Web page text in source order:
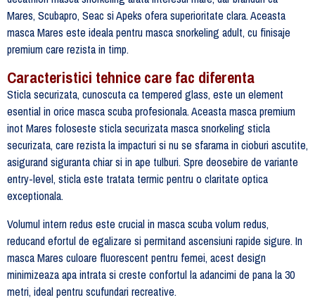
Mares, Scubapro, Seac si Apeks ofera superioritate clara. Aceasta
masca Mares este ideala pentru masca snorkeling adult, cu finisaje
premium care rezista in timp.
Caracteristici tehnice care fac diferenta
Sticla securizata, cunoscuta ca tempered glass, este un element
esential in orice masca scuba profesionala. Aceasta masca premium
inot Mares foloseste sticla securizata masca snorkeling sticla
securizata, care rezista la impacturi si nu se sfarama in cioburi ascutite,
asigurand siguranta chiar si in ape tulburi. Spre deosebire de variante
entry-level, sticla este tratata termic pentru o claritate optica
exceptionala.
Volumul intern redus este crucial in masca scuba volum redus,
reducand efortul de egalizare si permitand ascensiuni rapide sigure. In
masca Mares culoare fluorescent pentru femei, acest design
minimizeaza apa intrata si creste confortul la adancimi de pana la 30
metri, ideal pentru scufundari recreative.